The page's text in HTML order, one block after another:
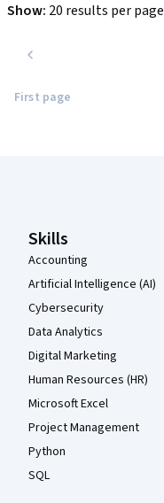
Show: 20 results per page
First page
Skills
Accounting
Artificial Intelligence (AI)
Cybersecurity
Data Analytics
Digital Marketing
Human Resources (HR)
Microsoft Excel
Project Management
Python
SQL